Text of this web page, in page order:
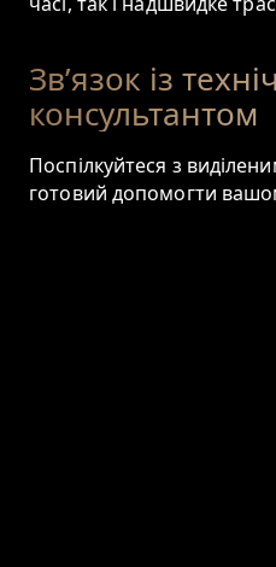
Зв’язок із
консультантом
Поспілкуйтеся з
готовий допомогти